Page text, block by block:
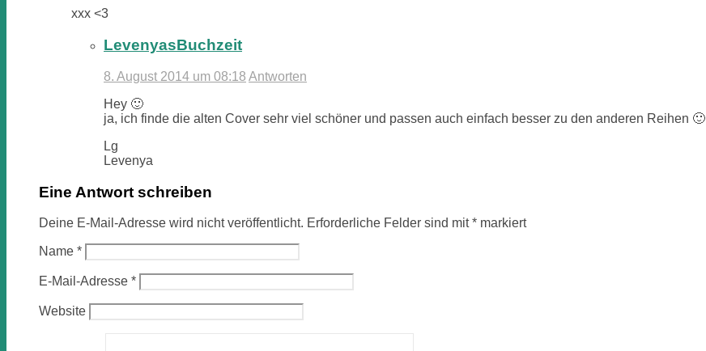
xxx <3
LevenyasBuchzeit
8. August 2014 um 08:18 Antworten
Hey 🙂
ja, ich finde die alten Cover sehr viel schöner und passen auch einfach besser zu den anderen Reihen 🙂
Lg
Levenya
Eine Antwort schreiben
Deine E-Mail-Adresse wird nicht veröffentlicht. Erforderliche Felder sind mit* markiert
Name *
E-Mail-Adresse *
Website